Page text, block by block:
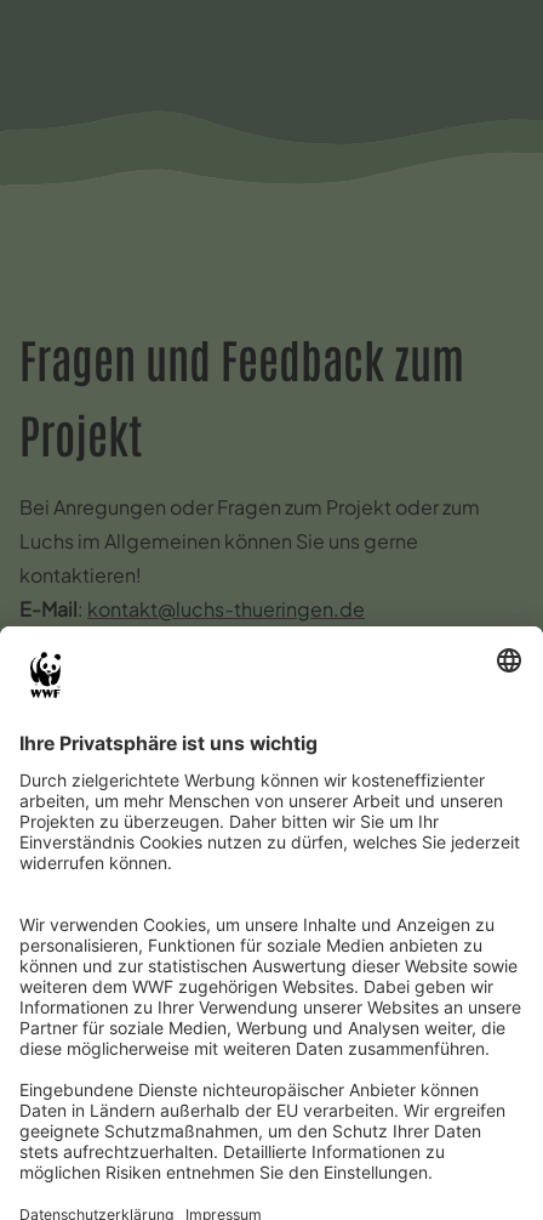
Fragen und Feedback zum
Projekt
Bei Anregungen oder Fragen zum Projekt oder zum
Luchs im Allgemeinen können Sie uns gerne
kontaktieren!
E-Mail: kontakt@luchs-thueringen.de
Risse, Sichtungen oder
sonstige Meldungen zum
Luchs
Kompetenzzentrum Wolf/Biber/Luchs (KWBL) am
Thüringer Ministerium für Umwelt, Energie, Naturschutz
und Forsten (TMUENF)
Bürgertelefon:+49 361 573 941 941
E-Mail:kompetenzwbl@tmuenf.thueringen.de